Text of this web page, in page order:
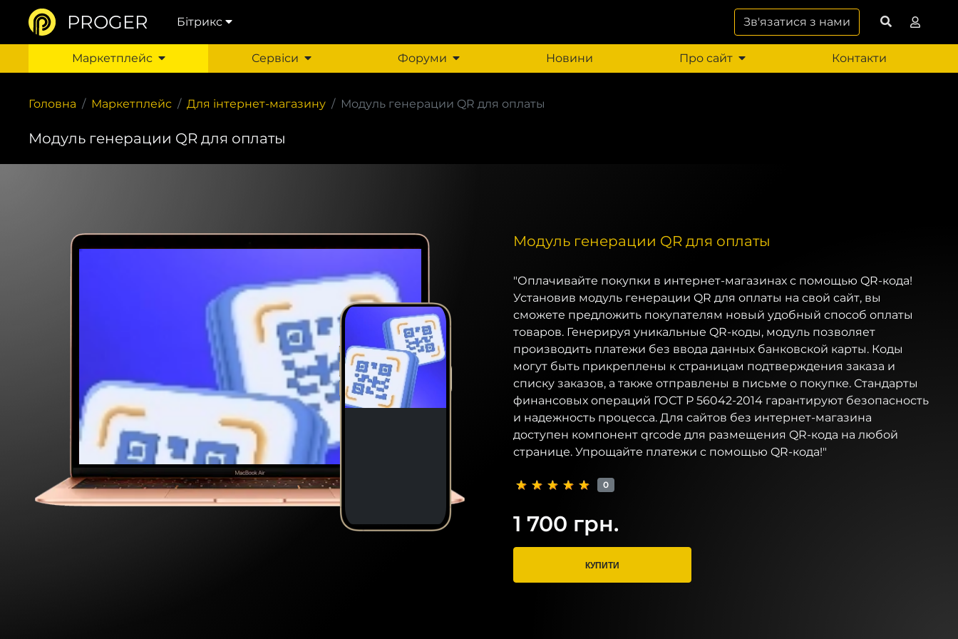
PROGER Бітрикс Зв'язатися з нами
Маркетплейс Сервіси Форуми Новини Про сайт Контакти
Головна Маркетплейс Для інтернет-магазину Модуль генерации QR для оплаты
Модуль генерации QR для оплаты
Модуль генерации QR для оплаты
"Оплачивайте покупки в интернет-магазинах с помощью QR-кода!
Установив модуль генерации QR для оплаты на свой сайт, вы
сможете предложить покупателям новый удобный способ оплаты
товаров. Генерируя уникальные QR-коды, модуль позволяет
производить платежи без ввода данных банковской карты. Коды
могут быть прикреплены к страницам подтверждения заказа и
списку заказов, а также отправлены в письме о покупке. Стандарты
финансовых операций ГОСТ Р 56042-2014 гарантируют безопасность
и надежность процесса. Для сайтов без интернет-магазина
доступен компонент qrcode для размещения QR-кода на любой
странице. Упрощайте платежи с помощью QR-кода!"
0
1 700 грн.
КУПИТИ